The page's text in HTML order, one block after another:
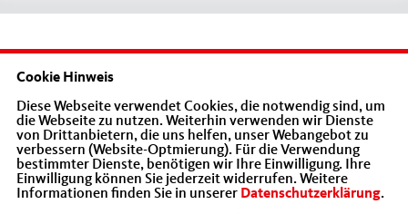
MIT Baden-Württemberg
Mittelstands- und Wirtschaftsunion (MIT)
Cookie Hinweis
Diese Webseite verwendet Cookies, die notwendig sind, um
die Webseite zu nutzen. Weiterhin verwenden wir Dienste
von Drittanbietern, die uns helfen, unser Webangebot zu
verbessern (Website-Optmierung). Für die Verwendung
bestimmter Dienste, benötigen wir Ihre Einwilligung. Ihre
Einwilligung können Sie jederzeit widerrufen. Weitere
Informationen finden Sie in unserer Datenschutzerklärung.